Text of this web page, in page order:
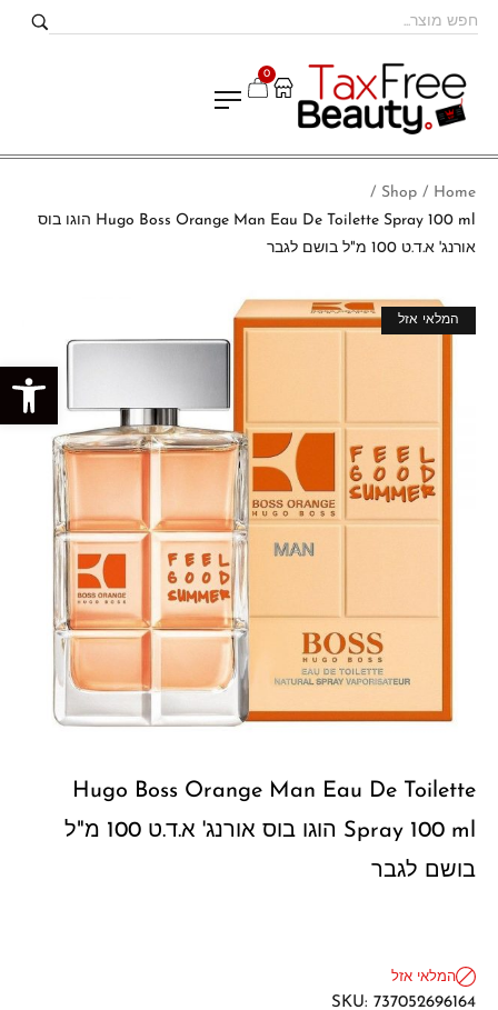
פתח סרגל נגישות
0
Home
/
Shop
/
Hugo Boss Orange Man Eau De Toilette Spray 100 ml הוגו בוס
אורנג' א.ד.ט 100 מ"ל בושם לגבר
מבצע!
המלאי אזל
Hugo Boss Orange Man Eau De Toilette
Spray 100 ml הוגו בוס אורנג' א.ד.ט 100 מ"ל
בושם לגבר
המלאי אזל
SKU: 737052696164